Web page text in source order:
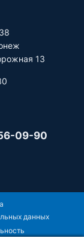
13
09-90
данных